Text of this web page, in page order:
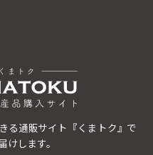
る通販サイト『くまトク』で
します。